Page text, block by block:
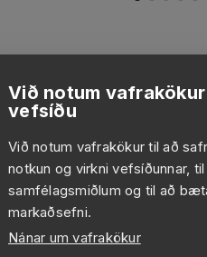
Við notum
vefsíðu
Við notum vafrakökur til að
notkun og virkni vefsíðunnar,
samfélagsmiðlum og til að
markaðsefni.
Nánar um vafrakökur